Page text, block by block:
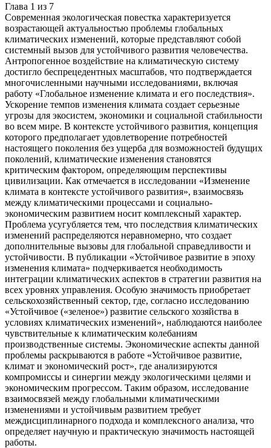
Глава 1 из 7
Современная экологическая повестка характеризуется
возрастающей актуальностью проблемы глобальных
климатических изменений, которые представляют собой
системный вызов для устойчивого развития человечества.
Антропогенное воздействие на климатическую систему
достигло беспрецедентных масштабов, что подтверждается
многочисленными научными исследованиями, включая
работу «Глобальное изменение климата и его последствия».
Ускорение темпов изменения климата создает серьезные
угрозы для экосистем, экономики и социальной стабильности
во всем мире. В контексте устойчивого развития, концепция
которого предполагает удовлетворение потребностей
настоящего поколения без ущерба для возможностей будущих
поколений, климатические изменения становятся
критическим фактором, определяющим перспективы
цивилизации. Как отмечается в исследовании «Изменение
климата в контексте устойчивого развития», взаимосвязь
между климатическими процессами и социально-
экономическим развитием носит комплексный характер.
Проблема усугубляется тем, что последствия климатических
изменений распределяются неравномерно, что создает
дополнительные вызовы для глобальной справедливости и
устойчивости. В публикации «Устойчивое развитие в эпоху
изменения климата» подчеркивается необходимость
интеграции климатических аспектов в стратегии развития на
всех уровнях управления. Особую значимость приобретает
сельскохозяйственный сектор, где, согласно исследованию
«Устойчивое («зеленое») развитие сельского хозяйства в
условиях климатических изменений», наблюдаются наиболее
чувствительные к климатическим колебаниям
производственные системы. Экономические аспекты данной
проблемы раскрываются в работе «Устойчивое развитие,
климат и экономический рост», где анализируются
компромиссы и синергии между экологическими целями и
экономическим прогрессом. Таким образом, исследование
взаимосвязей между глобальными климатическими
изменениями и устойчивым развитием требует
междисциплинарного подхода и комплексного анализа, что
определяет научную и практическую значимость настоящей
работы.